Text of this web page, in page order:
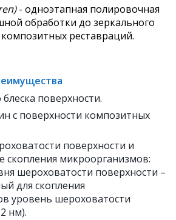
- одноэтапная полировочная
обработки до зеркального
реставраций.
поверхности.
с поверхности композитных
поверхности и
скопления микроорганизмов:
шероховатости поверхности –
для скопления
уровень шероховатости
нм).